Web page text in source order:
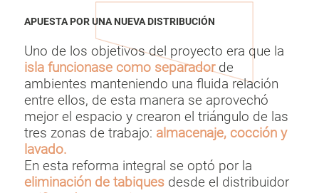
APUESTA POR UNA NUEVA DISTRIBUCIÓN
Uno de los objetivos del proyecto era que la
isla funcionase como separadorde
ambientes manteniendo una fluida relación
entre ellos, de esta manera se aprovechó
mejor el espacio y crearon el triángulo de las
tres zonas de trabajo: almacenaje, cocción y
lavado.
En esta reforma integral se optó por la
eliminación de tabiquesdesde el distribuidor